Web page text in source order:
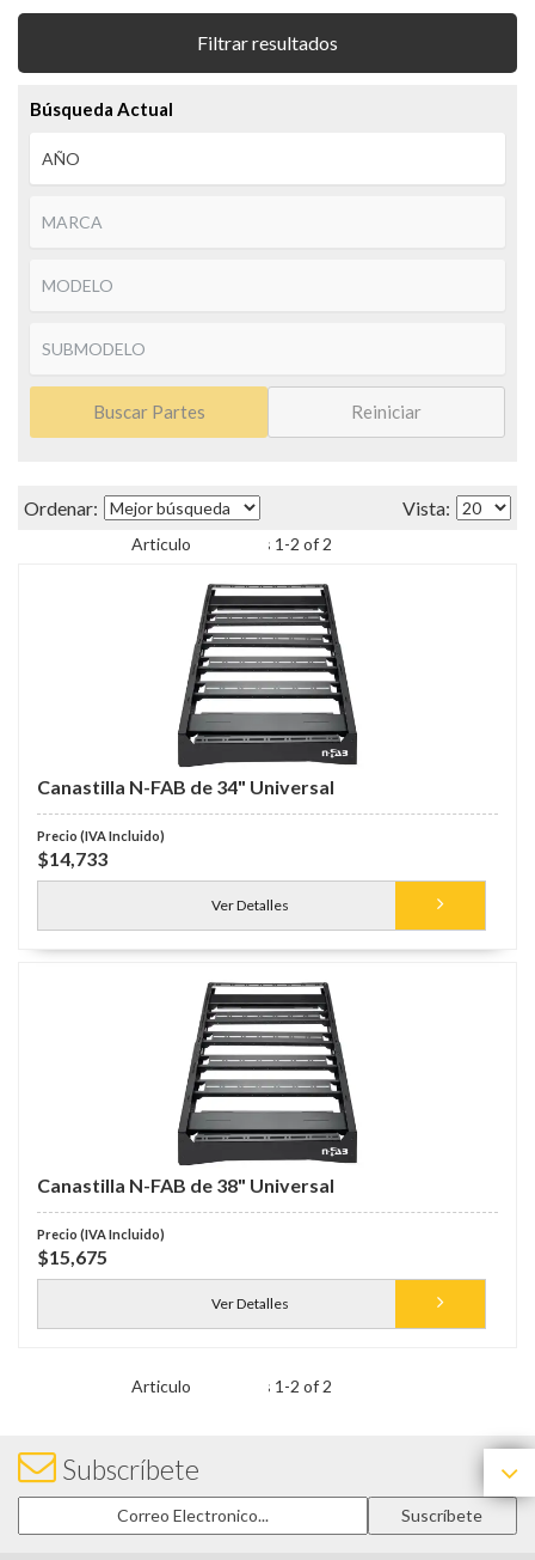
Filtrar resultados
Búsqueda Actual
Buscar Partes Reiniciar
Items 1 -2 of 2
Canastilla N-FAB de 34" Universal
$14,733
Ver Detalles
Canastilla N-FAB de 38" Universal
$15,675
Ver Detalles
Items 1 -2 of 2
Subscríbete